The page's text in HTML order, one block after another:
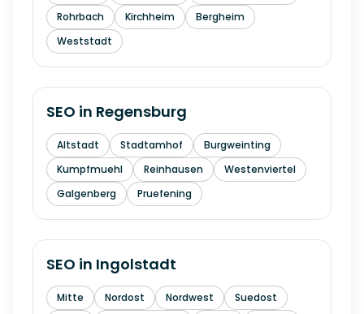
Rohrbach
Kirchheim
Bergheim
Weststadt
SEO in Regensburg
Altstadt Stadtamhof
Burgweinting
Kumpfmuehl
Reinhausen
Westenviertel
Galgenberg
Pruefening
SEO in Ingolstadt
Mitte Nordost Nordwest
Suedost